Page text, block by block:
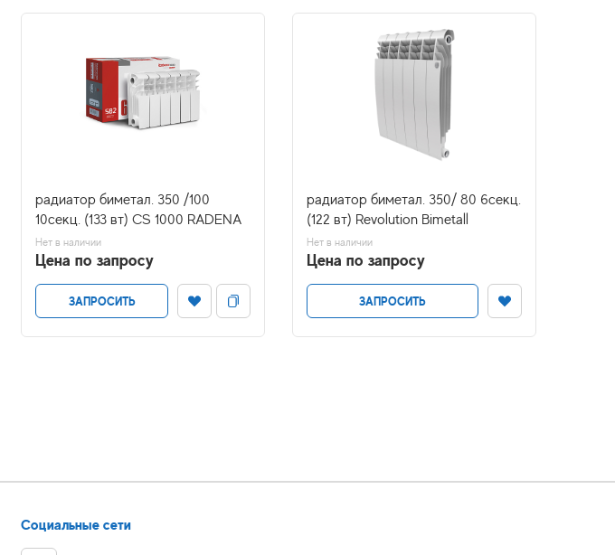
радиатор биметал. 350 /100
10секц. (133 вт) CS 1000 RADENA
Нет в наличии
Цена по запросу
ЗАПРОСИТЬ
радиатор биметал. 350/ 80 6секц.
(122 вт) Revolution Bimetall
Нет в наличии
Цена по запросу
ЗАПРОСИТЬ
Социальные сети